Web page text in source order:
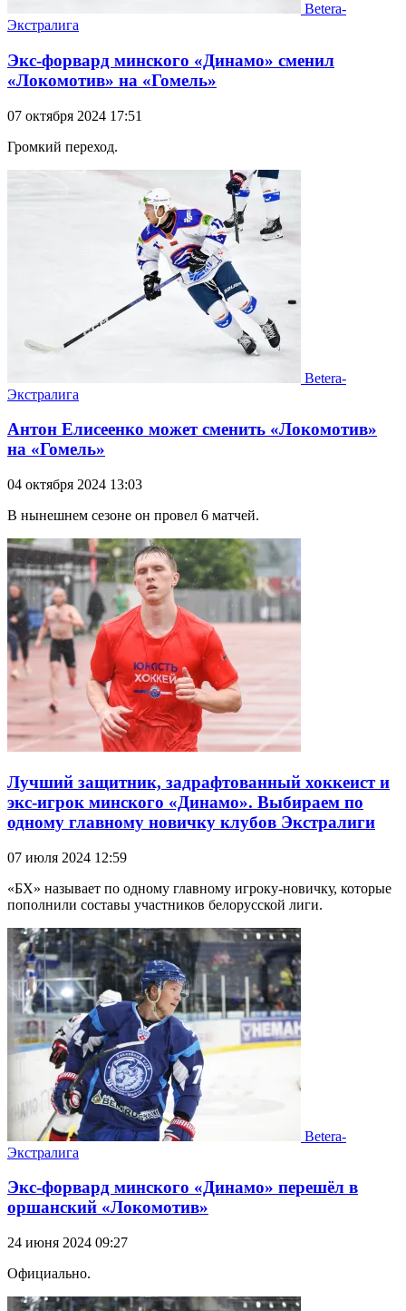
Betera-
Экстралига
Экс-форвард минского «Динамо» сменил
«Локомотив» на «Гомель»
07 октября 2024 17:51
Громкий переход.
Betera-
Экстралига
Антон Елисеенко может сменить «Локомотив»
на «Гомель»
04 октября 2024 13:03
В нынешнем сезоне он провел 6 матчей.
Лучший защитник, задрафтованный хоккеист и
экс-игрок минского «Динамо». Выбираем по
одному главному новичку клубов Экстралиги
07 июля 2024 12:59
«БХ» называет по одному главному игроку-новичку, которые
пополнили составы участников белорусской лиги.
Betera-
Экстралига
Экс-форвард минского «Динамо» перешёл в
оршанский «Локомотив»
24 июня 2024 09:27
Официально.